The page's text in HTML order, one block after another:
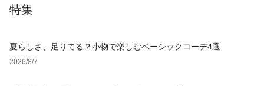
特集
夏らしさ、足りてる？小物で楽しむベーシックコーデ4選
2026/8/7